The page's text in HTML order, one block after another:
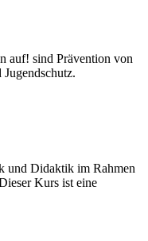
auf! sind Prävention von
und Didaktik im Rahmen
Kurs ist eine